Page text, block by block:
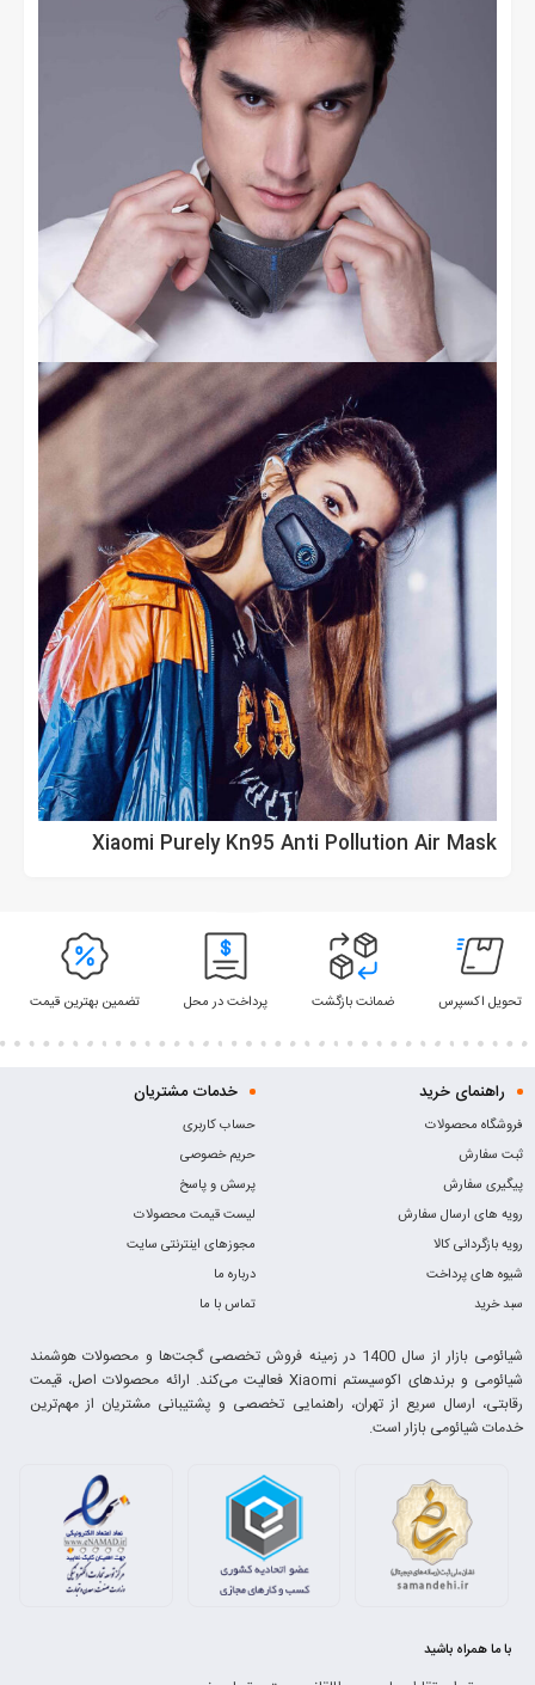
Xiaomi Purely Kn95 Anti Pollution Air Mask
تحویل اکسپرس ضمانت بازگشت پرداخت در محل تضمین بهترین قیمت
راهنمای خرید
فروشگاه محصولات
ثبت سفارش
پیگیری سفارش
رویه های ارسال سفارش
رویه بازگردانی کالا
شیوه های پرداخت
سبد خرید
خدمات مشتریان
حساب کاربری
حریم خصوصی
پرسش و پاسخ
لیست قیمت محصولات
مجوزهای اینترنتی سایت
درباره ما
تماس با ما
شیائومی بازار از سال 1400 در زمینه فروش تخصصی گجت‌ها و محصولات هوشمند
شیائومی و برندهای اکوسیستم Xiaomi فعالیت می‌کند. ارائه محصولات اصل، قیمت
رقابتی، ارسال سریع از تهران، راهنمایی تخصصی و پشتیبانی مشتریان از مهم‌ترین
خدمات شیائومی بازار است.
با ما همراه باشید